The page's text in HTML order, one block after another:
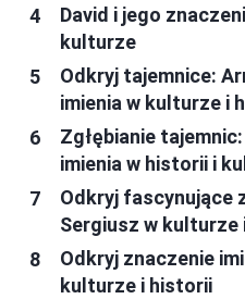
David i jego
kulturze
Odkryj tajemnice:
imienia w kulturze i
Zgłębianie
imienia w historii i
Odkryj fascynujące
Sergiusz w kulturze
Odkryj znaczenie
kulturze i historii